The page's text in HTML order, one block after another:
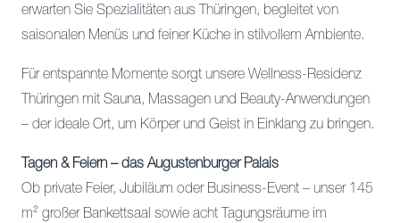
erwarten Sie Spezialitäten aus Thüringen, begleitet von
saisonalen Menüs und feiner Küche in stilvollem Ambiente.
Für entspannte Momente sorgt unsere Wellness-Residenz
Thüringen mit Sauna, Massagen und Beauty-Anwendungen
– der ideale Ort, um Körper und Geist in Einklang zu bringen.
Tagen & Feiern – das Augustenburger Palais
Ob private Feier, Jubiläum oder Business-Event – unser 145
m² großer Bankettsaal sowie acht Tagungsräume im